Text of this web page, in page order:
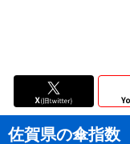
佐賀県の傘指数